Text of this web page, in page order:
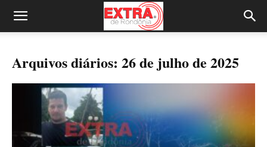
Arquivos diários: 26 de julho de 2025